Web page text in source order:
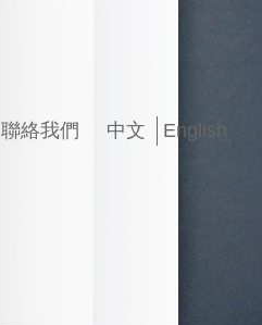
聯絡我們 中文 English